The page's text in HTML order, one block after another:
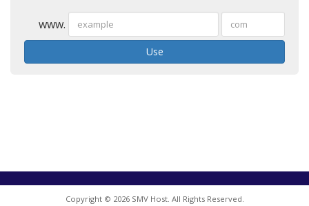
www.
Use
Copyright © 2026 SMV Host. All Rights Reserved.